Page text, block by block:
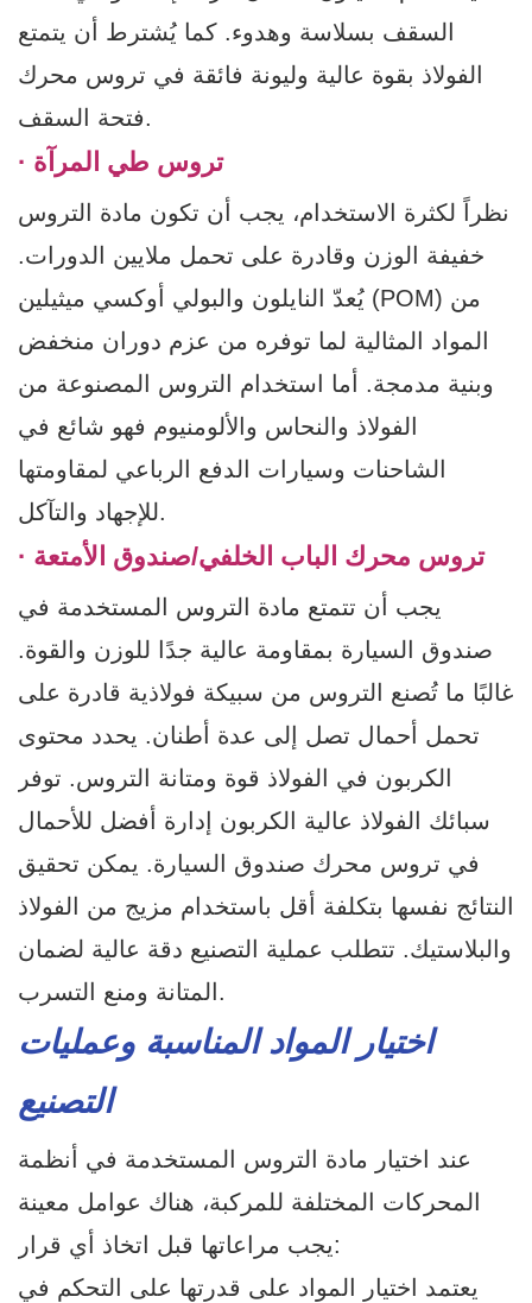
السقف بسلاسة وهدوء. كما يُشترط أن يتمتع
الفولاذ بقوة عالية وليونة فائقة في تروس محرك
فتحة السقف.
· تروس طي المرآة
نظراً لكثرة الاستخدام، يجب أن تكون مادة التروس
خفيفة الوزن وقادرة على تحمل ملايين الدورات.
يُعدّ النايلون والبولي أوكسي ميثيلين (POM) من
المواد المثالية لما توفره من عزم دوران منخفض
وبنية مدمجة. أما استخدام التروس المصنوعة من
الفولاذ والنحاس والألومنيوم فهو شائع في
الشاحنات وسيارات الدفع الرباعي لمقاومتها
للإجهاد والتآكل.
· تروس محرك الباب الخلفي/صندوق الأمتعة
يجب أن تتمتع مادة التروس المستخدمة في
صندوق السيارة بمقاومة عالية جدًا للوزن والقوة.
غالبًا ما تُصنع التروس من سبيكة فولاذية قادرة على
تحمل أحمال تصل إلى عدة أطنان. يحدد محتوى
الكربون في الفولاذ قوة ومتانة التروس. توفر
سبائك الفولاذ عالية الكربون إدارة أفضل للأحمال
في تروس محرك صندوق السيارة. يمكن تحقيق
النتائج نفسها بتكلفة أقل باستخدام مزيج من الفولاذ
والبلاستيك. تتطلب عملية التصنيع دقة عالية لضمان
المتانة ومنع التسرب.
اختيار المواد المناسبة وعمليات
التصنيع
عند اختيار مادة التروس المستخدمة في أنظمة
المحركات المختلفة للمركبة، هناك عوامل معينة
يجب مراعاتها قبل اتخاذ أي قرار:
يعتمد اختيار المواد على قدرتها على التحكم في